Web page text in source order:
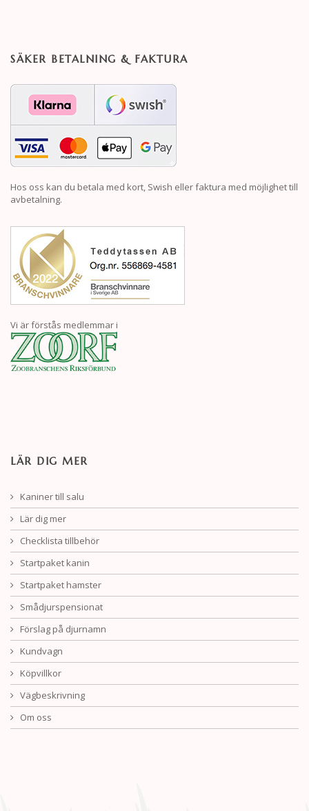
SÄKER BETALNING & FAKTURA
Hos oss kan du betala med kort, Swish eller faktura med möjlighet till
avbetalning.
Vi är förstås medlemmar i
LÄR DIG MER
Kaniner till salu
Lär dig mer
Checklista tillbehör
Startpaket kanin
Startpaket hamster
Smådjurspensionat
Förslag på djurnamn
Kundvagn
Köpvillkor
Vägbeskrivning
Om oss